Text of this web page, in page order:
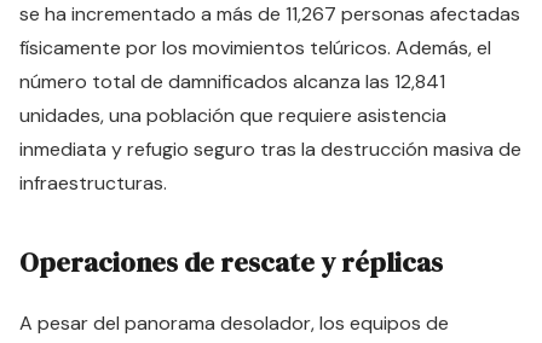
se ha incrementado a más de 11,267 personas afectadas
físicamente por los movimientos telúricos. Además, el
número total de damnificados alcanza las 12,841
unidades, una población que requiere asistencia
inmediata y refugio seguro tras la destrucción masiva de
infraestructuras.
Operaciones de rescate y réplicas
A pesar del panorama desolador, los equipos de